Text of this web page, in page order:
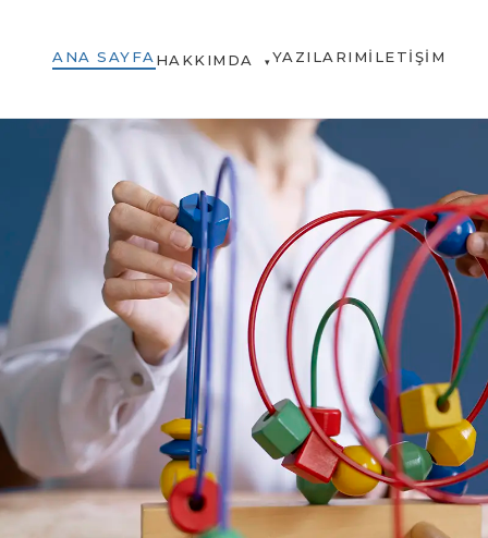
ANA SAYFA HAKKIMDA ▾YAZILARIMİLETIŞIM